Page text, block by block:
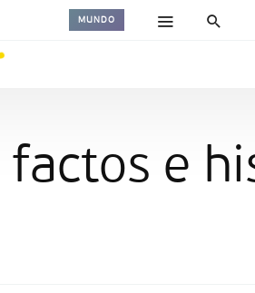
MUNDO
factos e